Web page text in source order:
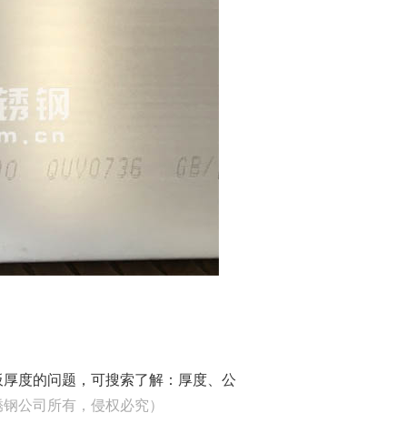
度的问题，可搜索了解： 厚度、公
公司所有，侵权必究）